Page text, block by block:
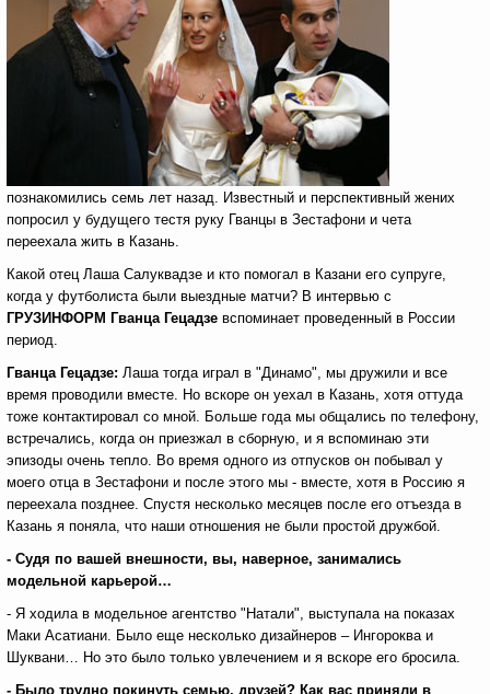
познакомились семь лет назад. Известный и перспективный жених
попросил у будущего тестя руку Гванцы в Зестафони и чета
переехала жить в Казань.
Какой отец Лаша Салуквадзе и кто помогал в Казани его супруге,
когда у футболиста были выездные матчи? В интервью с
ГРУЗИНФОРМ Гванца Гецадзе вспоминает проведенный в России
период.
Гванца Гецадзе: Лаша тогда играл в "Динамо", мы дружили и все
время проводили вместе. Но вскоре он уехал в Казань, хотя оттуда
тоже контактировал со мной. Больше года мы общались по телефону,
встречались, когда он приезжал в сборную, и я вспоминаю эти
эпизоды очень тепло. Во время одного из отпусков он побывал у
моего отца в Зестафони и после этого мы - вместе, хотя в Россию я
переехала позднее. Спустя несколько месяцев после его отъезда в
Казань я поняла, что наши отношения не были простой дружбой.
- Судя по вашей внешности, вы, наверное, занимались
модельной карьерой…
- Я ходила в модельное агентство "Натали", выступала на показах
Маки Асатиани. Было еще несколько дизайнеров – Ингороква и
Шуквани… Но это было только увлечением и я вскоре его бросила.
- Было трудно покинуть семью, друзей? Как вас приняли в